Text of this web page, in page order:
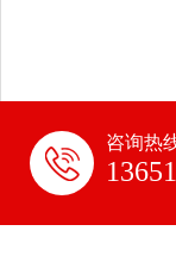
咨询热